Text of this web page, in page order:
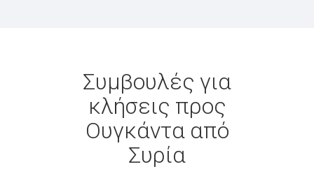
Συμβουλές για
κλήσεις προς
Ουγκάντα από
Συρία